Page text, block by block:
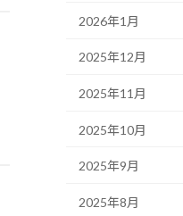
2026年1月
2025年12月
2025年11月
2025年10月
2025年9月
2025年8月